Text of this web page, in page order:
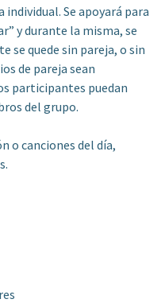
Se apoyará para
y durante la misma, se
se quede sin pareja, o sin
de pareja sean
participantes puedan
del grupo.
o canciones del día,